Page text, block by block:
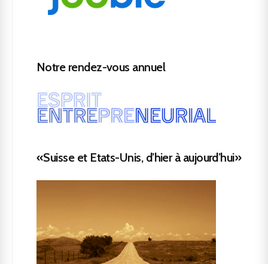
Notre rendez-vous annuel
«Suisse et Etats-Unis, d’hier à aujourd’hui»